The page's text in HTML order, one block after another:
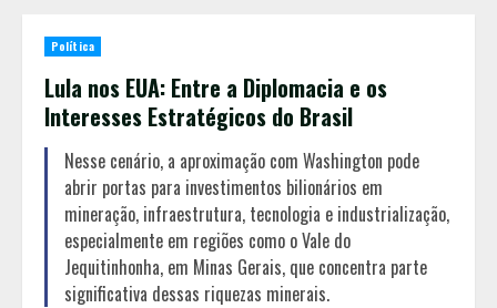
Política
Lula nos EUA: Entre a Diplomacia e os
Interesses Estratégicos do Brasil
Nesse cenário, a aproximação com Washington pode
abrir portas para investimentos bilionários em
mineração, infraestrutura, tecnologia e industrialização,
especialmente em regiões como o Vale do
Jequitinhonha, em Minas Gerais, que concentra parte
significativa dessas riquezas minerais.